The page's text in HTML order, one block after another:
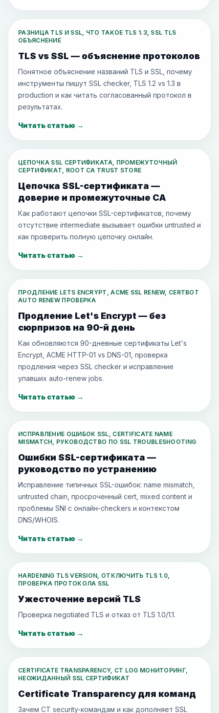
РАЗНИЦА TLS И SSL, ЧТО ТАКОЕ TLS 1.3, SSL TLS
ОБЪЯСНЕНИЕ
TLS vs SSL — объяснение протоколов
Понятное объяснение названий TLS и SSL, почему
инструменты пишут SSL checker, TLS 1.2 vs 1.3 в
production и как читать согласованный протокол в
результатах.
Читать статью →
ЦЕПОЧКА SSL СЕРТИФИКАТА, ПРОМЕЖУТОЧНЫЙ
СЕРТИФИКАТ, ROOT CA TRUST STORE
Цепочка SSL-сертификата —
доверие и промежуточные CA
Как работают цепочки SSL-сертификатов, почему
отсутствие intermediate вызывает ошибки untrusted и
как проверить полную цепочку онлайн.
Читать статью →
ПРОДЛЕНИЕ LETS ENCRYPT, ACME SSL RENEW, CERTBOT
AUTO RENEW ПРОВЕРКА
Продление Let's Encrypt — без
сюрпризов на 90-й день
Как обновляются 90-дневные сертификаты Let's
Encrypt, ACME HTTP-01 vs DNS-01, проверка
продления через SSL checker и исправление
упавших auto-renew jobs.
Читать статью →
ИСПРАВЛЕНИЕ ОШИБОК SSL, CERTIFICATE NAME
MISMATCH, РУКОВОДСТВО ПО SSL TROUBLESHOOTING
Ошибки SSL-сертификата —
руководство по устранению
Исправление типичных SSL-ошибок: name mismatch,
untrusted chain, просроченный cert, mixed content и
проблемы SNI с онлайн-checkers и контекстом
DNS/WHOIS.
Читать статью →
HARDENING TLS VERSION, ОТКЛЮЧИТЬ TLS 1.0,
ПРОВЕРКА ПРОТОКОЛА SSL
Ужесточение версий TLS
Проверка negotiated TLS и отказ от TLS 1.0/1.1.
Читать статью →
CERTIFICATE TRANSPARENCY, CT LOG МОНИТОРИНГ,
НЕОЖИДАННЫЙ SSL СЕРТИФИКАТ
Certificate Transparency для команд
Зачем CT security-командам и как дополняет SSL